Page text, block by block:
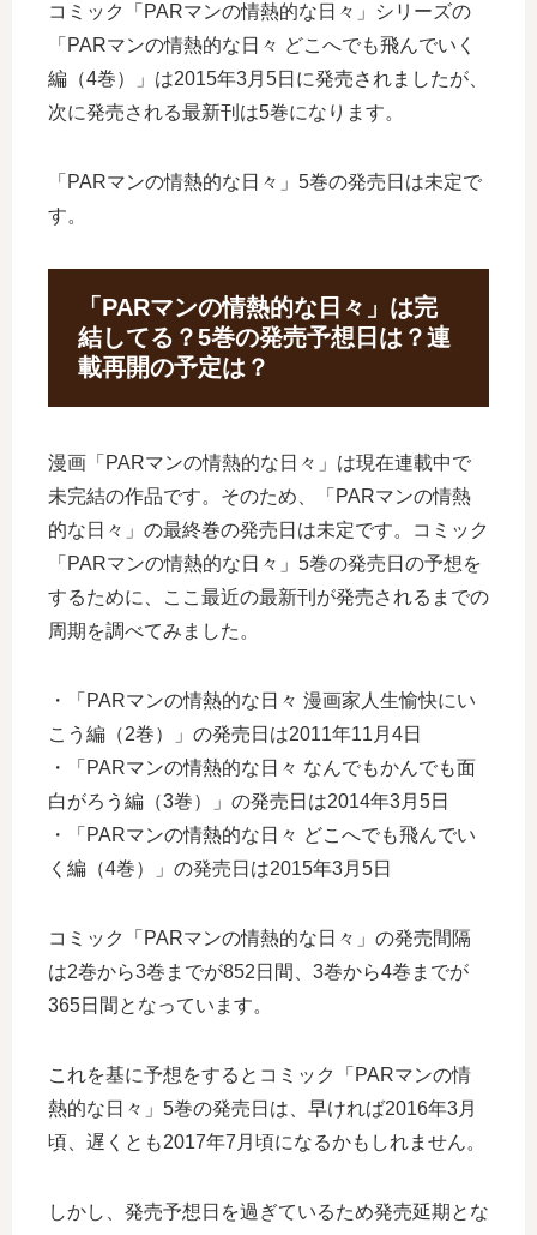
コミック「PARマンの情熱的な日々」シリーズの
「PARマンの情熱的な日々 どこへでも飛んでいく
編（4巻）」は2015年3月5日に発売されましたが、
次に発売される最新刊は5巻になります。
「PARマンの情熱的な日々」5巻の発売日は未定で
す。
「PARマンの情熱的な日々」は完
結してる？5巻の発売予想日は？連
載再開の予定は？
漫画「PARマンの情熱的な日々」は現在連載中で
未完結の作品です。そのため、「PARマンの情熱
的な日々」の最終巻の発売日は未定です。コミック
「PARマンの情熱的な日々」5巻の発売日の予想を
するために、ここ最近の最新刊が発売されるまでの
周期を調べてみました。
・「PARマンの情熱的な日々 漫画家人生愉快にい
こう編（2巻）」の発売日は2011年11月4日
・「PARマンの情熱的な日々 なんでもかんでも面
白がろう編（3巻）」の発売日は2014年3月5日
・「PARマンの情熱的な日々 どこへでも飛んでい
く編（4巻）」の発売日は2015年3月5日
コミック「PARマンの情熱的な日々」の発売間隔
は2巻から3巻までが852日間、3巻から4巻までが
365日間となっています。
これを基に予想をするとコミック「PARマンの情
熱的な日々」5巻の発売日は、早ければ2016年3月
頃、遅くとも2017年7月頃になるかもしれません。
しかし、発売予想日を過ぎているため発売延期とな